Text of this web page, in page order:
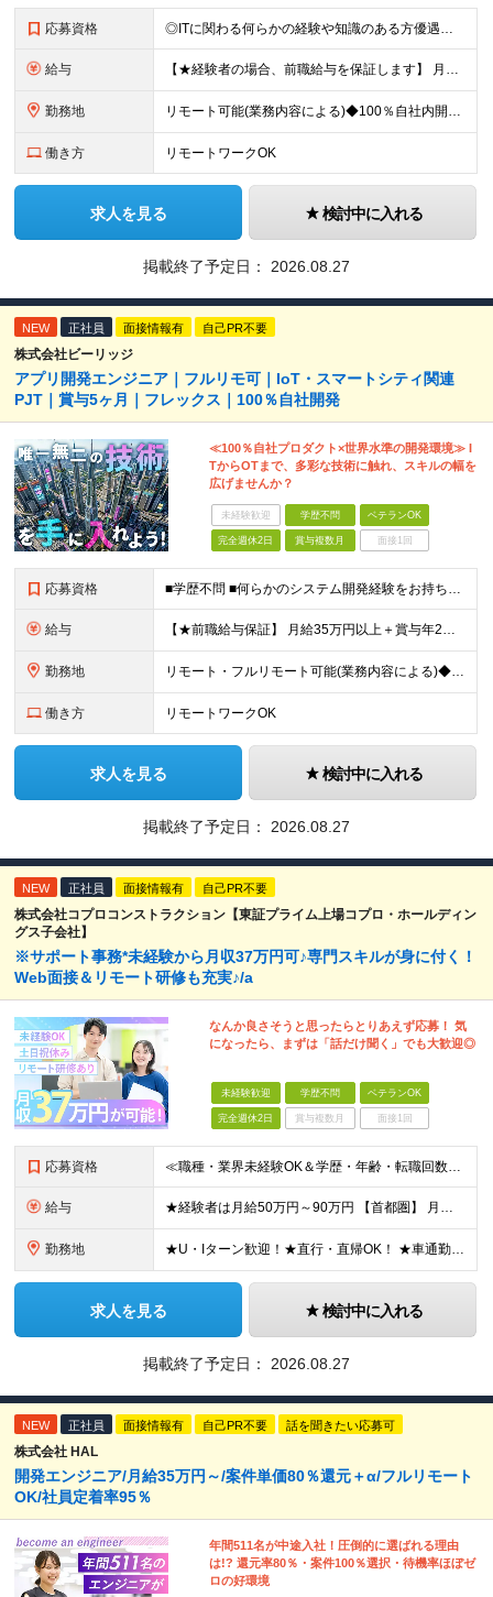
応募資格 ◎ITに関わる何らかの経験や知識のある方優遇！ ★20代～30代活躍中 ★未経験歓迎 ■学歴不問
給与 【★経験者の場合、前職給与を保証します】 月給30万円以上＋賞与年2回（※5ヶ月分支給実績あり） ※上記は最低保証額です。 ご経験やスキルに応じて当社規定内で決定します ※試用期間3ヶ月間あり・労
勤務地 リモート可能(業務内容による)◆100％自社内開発 所在地：神奈川県横浜市港北区新横浜3-8-11 メットライフ新横浜ビル10F (変更の範囲)上記を除く当社関連勤務地 ※機器の導入立会いのため出
働き方 リモートワークOK
求人を見る 検討中に入れる
掲載終了予定日： 2026.08.27
NEW 正社員 面接情報有 自己PR不要
株式会社ビーリッジ
アプリ開発エンジニア｜フルリモ可｜IoT・スマートシティ関連
PJT｜賞与5ヶ月｜フレックス｜100％自社開発
≪100％自社プロダクト×世界水準の開発環境≫ I
TからOTまで、多彩な技術に触れ、スキルの幅を
広げませんか？
未経験歓迎 学歴不問 ベテランOK
完全週休2日 賞与複数月 面接1回
応募資格 ■学歴不問 ■何らかのシステム開発経験をお持ちの方（業界経験不問） ■業界知識は不問です 入社後にはニッチな業界知識が必要になりますが、 入社時点の知識量は不問です！ 「エンジニアとして自分にしか
給与 【★前職給与保証】 月給35万円以上＋賞与年2回（※5ヶ月分支給実績あり） ※上記は最低保証額です。 ご経験やスキルに応じて当社規定内で決定します ※試用期間3ヶ月間あり・労働条件は本採用と変わり
勤務地 リモート・フルリモート可能(業務内容による)◆100％自社内開発 所在地：神奈川県横浜市港北区新横浜3-8-11 メットライフ新横浜ビル10F (変更の範囲)上記を除く当社関連勤務地 ※機器の導入
働き方 リモートワークOK
求人を見る 検討中に入れる
掲載終了予定日： 2026.08.27
NEW 正社員 面接情報有 自己PR不要
株式会社コプロコンストラクション【東証プライム上場コプロ・ホールディン
グス子会社】
※サポート事務*未経験から月収37万円可♪専門スキルが身に付く！
Web面接＆リモート研修も充実♪/a
なんか良さそうと思ったらとりあえず応募！ 気
になったら、まずは「話だけ聞く」でも大歓迎◎
未経験歓迎 学歴不問 ベテランOK
完全週休2日 賞与複数月 面接1回
応募資格 ≪職種・業界未経験OK＆学歴・年齢・転職回数不問≫ ◆第二新卒歓迎 ◆社会人経験不問 ◆資格不問 ※新卒の方もご応募可能 （待遇・募集要項等は別途ご案内いたします） ※入社時期は柔軟に対応します！半年
給与 ★経験者は月給50万円～90万円 【首都圏】 月給30万1230円〜 ⇒基本22万7000円+地域6万4230円+皆勤1万円 【群馬/栃木/茨城】 月給28万1090円〜 ⇒基本23万4000円+
勤務地 ★U・Iターン歓迎！★直行・直帰OK！ ★車通勤可能のエリアもあり！★出張なしの働き方も可能 全国47都道府県の各プロジェクト（転勤なし！勤務地に対する希望も実現可能！） 「自宅から1時間以内で通え
求人を見る 検討中に入れる
掲載終了予定日： 2026.08.27
NEW 正社員 面接情報有 自己PR不要 話を聞きたい応募可
株式会社 HAL
開発エンジニア/月給35万円～/案件単価80％還元＋α/フルリモート
OK/社員定着率95％
年間511名が中途入社！圧倒的に選ばれる理由
は!? 還元率80％・案件100％選択・待機率ほぼゼ
ロの好環境